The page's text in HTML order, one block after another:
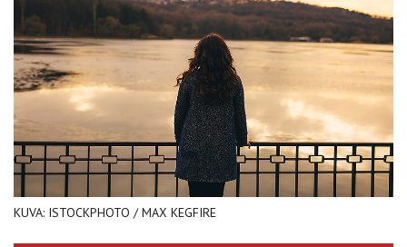
KUVA: ISTOCKPHOTO / MAX KEGFIRE